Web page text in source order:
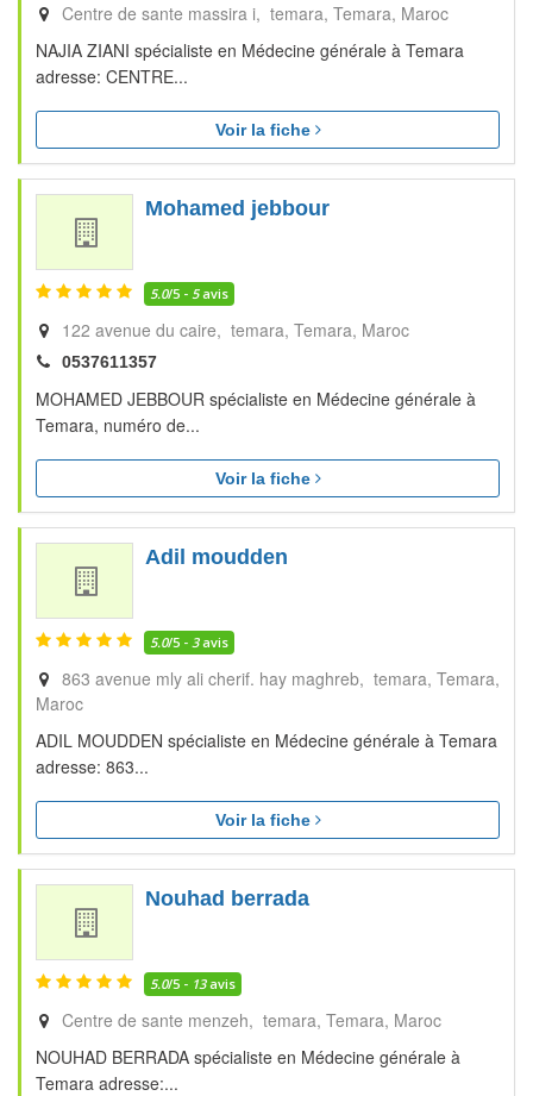
Centre de sante massira i, temara Temara Maroc
NAJIA ZIANI spécialiste en Médecine générale à Temara
adresse: CENTRE...
Voir la fiche
Mohamed jebbour
5.0/5 - 5avis
122 avenue du caire, temara Temara Maroc
0537611357
MOHAMED JEBBOUR spécialiste en Médecine générale à
Temara, numéro de...
Voir la fiche
Adil moudden
5.0/5 - 3avis
863 avenue mly ali cherif. hay maghreb, temara Temara
Maroc
ADIL MOUDDEN spécialiste en Médecine générale à Temara
adresse: 863...
Voir la fiche
Nouhad berrada
5.0/5 - 13avis
Centre de sante menzeh, temara Temara Maroc
NOUHAD BERRADA spécialiste en Médecine générale à
Temara adresse:...